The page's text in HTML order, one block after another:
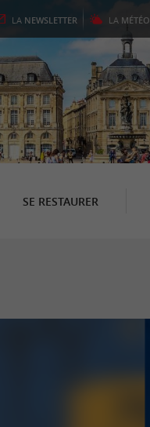
LA NEWSLETTER LA MÉTÉO
SE RESTAURER